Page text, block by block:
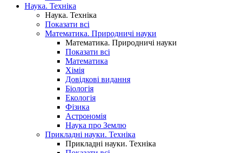
Наука. Техніка
Наука. Техніка
Показати всі
Математика. Природничі науки
Математика. Природничі науки
Показати всі
Математика
Хімія
Довідкові видання
Біологія
Екологія
Фізика
Астрономія
Наука про Землю
Прикладні науки. Техніка
Прикладні науки. Техніка